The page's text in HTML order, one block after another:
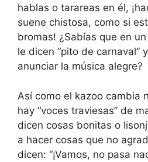
hablas o tarareas en él,
suene chistosa, como si
bromas! ¿Sabías que en
le dicen “pito de carnaval”
anunciar la música alegre?
Así como el kazoo cambia
hay “voces traviesas” de
dicen cosas bonitas o
a hacer cosas que no
dicen: “¡Vamos, no pasa